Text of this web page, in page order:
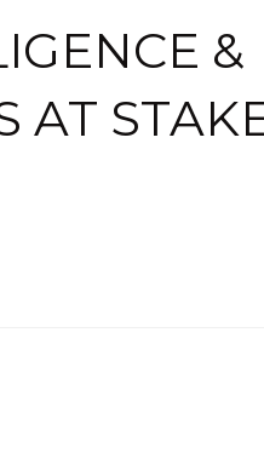
&
AT